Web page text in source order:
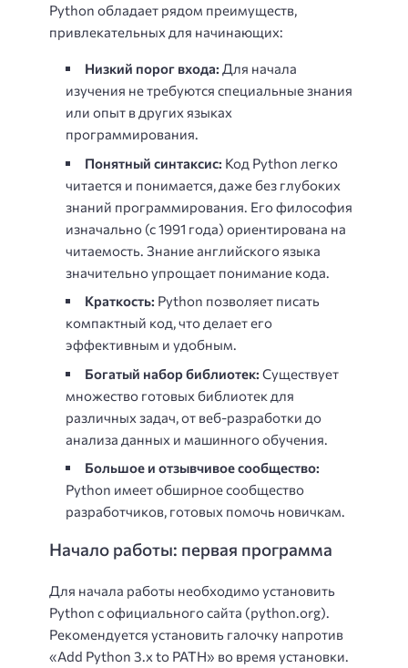
Python обладает рядом преимуществ,
привлекательных для начинающих:
Низкий порог входа: Для начала
изучения не требуются специальные знания
или опыт в других языках
программирования.
Понятный синтаксис: Код Python легко
читается и понимается, даже без глубоких
знаний программирования. Его философия
изначально (с 1991 года) ориентирована на
читаемость. Знание английского языка
значительно упрощает понимание кода.
Краткость: Python позволяет писать
компактный код, что делает его
эффективным и удобным.
Богатый набор библиотек: Существует
множество готовых библиотек для
различных задач, от веб-разработки до
анализа данных и машинного обучения.
Большое и отзывчивое сообщество:
Python имеет обширное сообщество
разработчиков, готовых помочь новичкам.
Начало работы: первая программа
Для начала работы необходимо установить
Python с официального сайта (python.org).
Рекомендуется установить галочку напротив
«Add Python 3.x to PATH» во время установки.